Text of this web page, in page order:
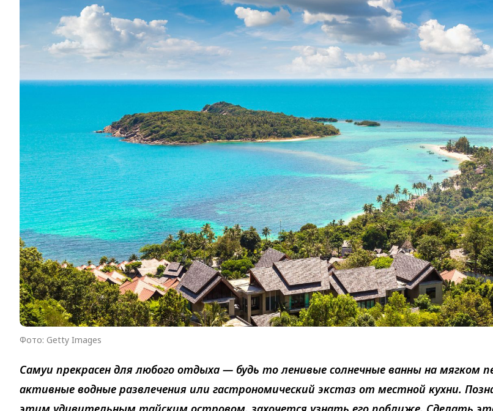
Фото: Getty Images
Самуи прекрасен для любого отдыха — будь то ленивые солнечные ванны на мягком
активные водные развлечения или гастрономический экстаз от местной кухни.